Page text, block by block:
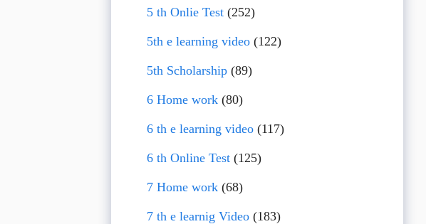
5 th Onlie Test(252)
5th e learning video(122)
5th Scholarship(89)
6 Home work(80)
6 th e learning video(117)
6 th Online Test(125)
7 Home work(68)
7 th e learnig Video(183)